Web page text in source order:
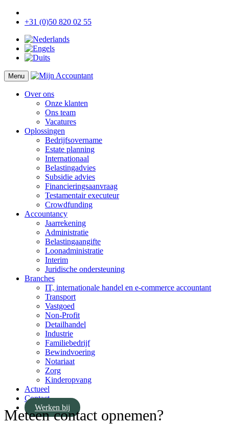
+31 (0)50 820 02 55
Menu
Over ons
Onze klanten
Ons team
Vacatures
Oplossingen
Bedrijfsovername
Estate planning
Internationaal
Belastingadvies
Subsidie advies
Financieringsaanvraag
Testamentair executeur
Crowdfunding
Accountancy
Jaarrekening
Administratie
Belastingaangifte
Loonadministratie
Interim
Juridische ondersteuning
Branches
IT, internationale handel en e-commerce accountant
Transport
Vastgoed
Non-Profit
Detailhandel
Industrie
Familiebedrijf
Bewindvoering
Notariaat
Zorg
Kinderopvang
Actueel
Contact
Werken bij
Meteen contact opnemen?